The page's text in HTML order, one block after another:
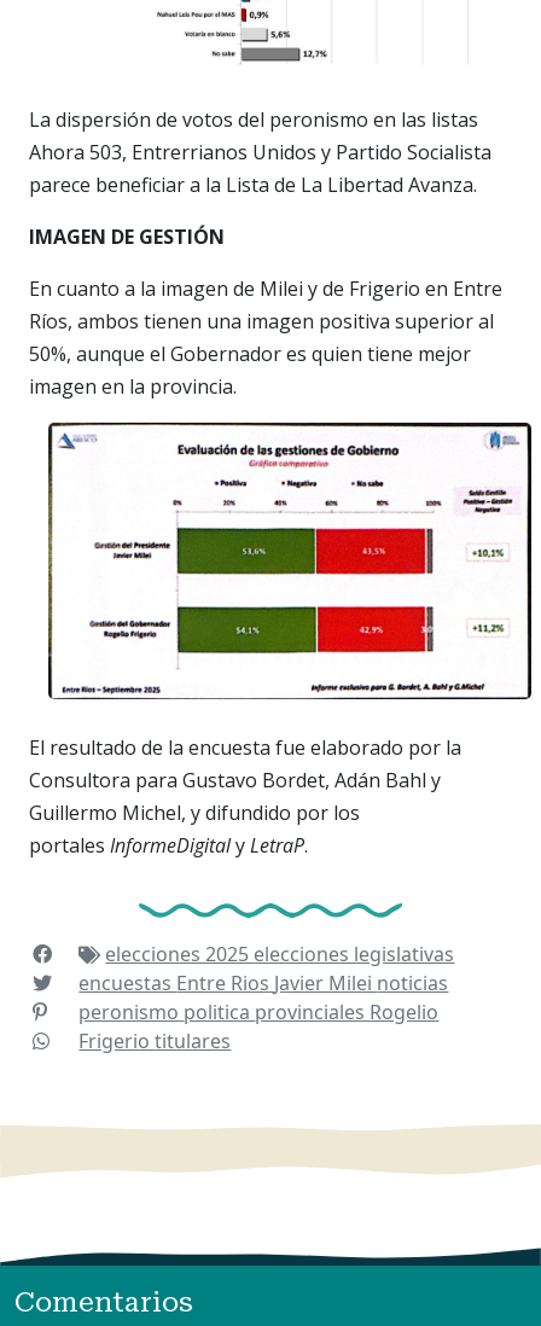
La dispersión de votos del peronismo en las listas
Ahora 503, Entrerrianos Unidos y Partido Socialista
parece beneficiar a la Lista de La Libertad Avanza.
IMAGEN DE GESTIÓN
En cuanto a la imagen de Milei y de Frigerio en Entre
Ríos, ambos tienen una imagen positiva superior al
50%, aunque el Gobernador es quien tiene mejor
imagen en la provincia.
El resultado de la encuesta fue elaborado por la
Consultora para Gustavo Bordet, Adán Bahl y
Guillermo Michel, y difundido por los
portales InformeDigitalyLetraP.
elecciones 2025 elecciones legislativas
encuestas Entre Rios Javier Milei noticias
peronismo politica provinciales Rogelio
Frigeriotitulares
Comentarios